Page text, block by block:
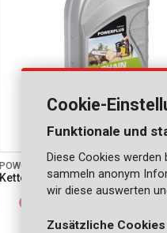
POWOIL003
Kettenöl 1L
Cookie-
Funktionale und
Diese Cookies
sammeln anonym
wir diese auswerten
Zusätzliche Cookies